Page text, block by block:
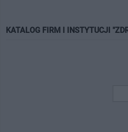
KATALOG FIRM I INSTYTUCJI